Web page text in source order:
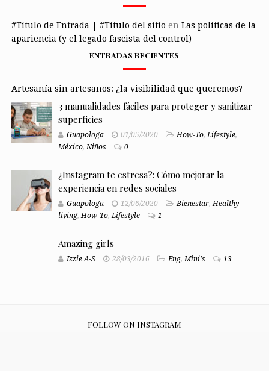
#Título de Entrada | #Título del sitio en Las políticas de la
apariencia (y el legado fascista del control)
ENTRADAS RECIENTES
Artesanía sin artesanos: ¿la visibilidad que queremos?
3 manualidades fáciles para proteger y sanitizar
superficies
Guapologa 01/05/2020 How-To, Lifestyle,
México, Niños 0
¿Instagram te estresa?: Cómo mejorar la
experiencia en redes sociales
Guapologa 12/06/2020 Bienestar, Healthy
living, How-To, Lifestyle 1
Amazing girls
Izzie A-S 28/03/2016 Eng, Mini's 13
FOLLOW ON INSTAGRAM